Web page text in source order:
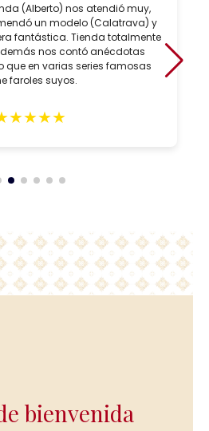
(Alberto) nos atendió muy,
un modelo (Calatrava) y
fantástica. Tienda totalmente
nos contó anécdotas
que en varias series famosas
faroles suyos.
★★★★
bienvenida